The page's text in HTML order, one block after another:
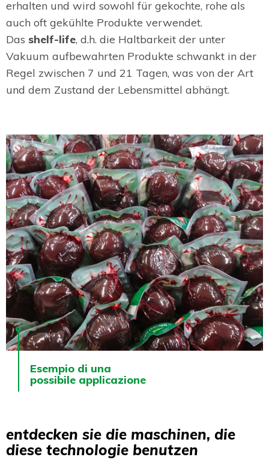
erhalten und wird sowohl für gekochte, rohe als
auch oft gekühlte Produkte verwendet.
Das shelf-life, d.h. die Haltbarkeit der unter
Vakuum aufbewahrten Produkte schwankt in der
Regel zwischen 7 und 21 Tagen, was von der Art
und dem Zustand der Lebensmittel abhängt.
Esempio di una
possibile applicazione
entdecken sie die maschinen, die
diese technologie benutzen